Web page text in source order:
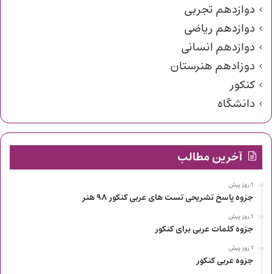
دوازدهم تجربی
دوازدهم ریاضی
دوازدهم انسانی
دوزادهم هنرستان
کنکور
دانشگاه
آخرین مطالب
1 روز پیش
جزوه پاسخ تشریحی تست های عربی کنکور ۹۸ هنر
1 روز پیش
جزوه کلمات عربی برای کنکور
1 روز پیش
جزوه عربی کنکور